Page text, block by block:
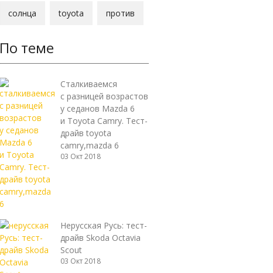
солнца toyota против
По теме
Сталкиваемся
с разницей возрастов
у седанов Mazda 6
и Toyota Camry. Тест-
драйв toyota
camry,mazda 6
03 Окт 2018
Нерусская Русь: тест-
драйв Skoda Octavia
Scout
03 Окт 2018